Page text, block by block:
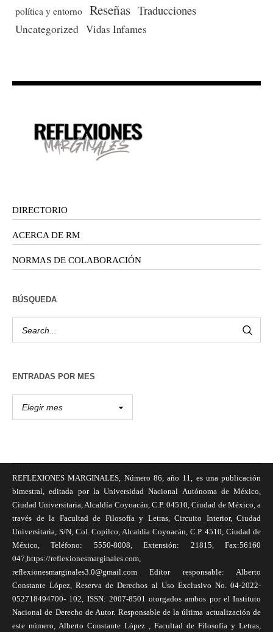
política y entorno Reseñas Traducciones
Uncategorized Vidas Infames
DIRECTORIO
ACERCA DE RM
NORMAS DE COLABORACIÓN
BÚSQUEDA
ENTRADAS POR MES
REFLEXIONES MARGINALES, Número 86, año 11, es una publicación
bimestral, editada por la Universidad Nacional Autónoma de México,
Ciudad Universitaria, Alcaldía Coyoacán, C.P. 04510, Ciudad de México, a
través de la Facultad de Filosofía y Letras, Circuito Interior, Ciudad
Universitaria, S/N, Col. Copilco, Alcaldía Coyoacán, C.P. 4510, Ciudad de
México, Teléfono: 5550-8008, Extensión: 21815, Fax:56160
047,https://reflexionesmarginales.com,
reflexionesmarginales3.0@gmail.com Editor responsable: Alberto
Constante López, Reserva de Derechos al Uso Exclusivo No. 04-2022-
052718494700- 102, ISSN: 2007-8501 otorgados ambos por el Instituto
Nacional de Derecho de Autor. Responsable de la última actualización de
este número, Alberto Constante López , Facultad de Filosofía y Letras,